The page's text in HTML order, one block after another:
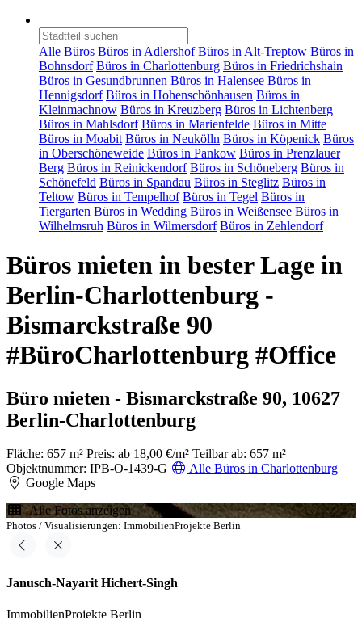
Alle Büros Büros in Adlershof Büros in Alt-Treptow Büros in
Bohnsdorf Büros in Charlottenburg Büros in Friedrichshain
Büros in Gesundbrunnen Büros in Halensee Büros in
Hennigsdorf Büros in Hohenschönhausen Büros in
Kleinmachnow Büros in Kreuzberg Büros in Lichtenberg
Büros in Mahlsdorf Büros in Marienfelde Büros in Mitte
Büros in Moabit Büros in Neukölln Büros in Köpenick Büros
in Oberschöneweide Büros in Pankow Büros in Prenzlauer
Berg Büros in Reinickendorf Büros in Schöneberg Büros in
Schönefeld Büros in Spandau Büros in Steglitz Büros in
Teltow Büros in Tempelhof Büros in Tegel Büros in
Tiergarten Büros in Wedding Büros in Weißensee Büros in
Wilhelmsruh Büros in Wilmersdorf Büros in Zehlendorf
Büros mieten in bester Lage in
Berlin-Charlottenburg -
Bismarckstraße 90
#BüroCharlottenburg #Office
Büro mieten - Bismarckstraße 90, 10627
Berlin-Charlottenburg
Fläche: 657 m² Preis: ab 18,00 €/m² Teilbar ab: 657 m²
Objektnummer: IPB-O-1439-G
Alle Büros in Charlottenburg
Google Maps
Alle Fotos anzeigen
Photos / Visualisierungen: ImmobilienProjekte Berlin
Janusch-Nayarit Hichert-Singh
ImmobilienProjekte Berlin